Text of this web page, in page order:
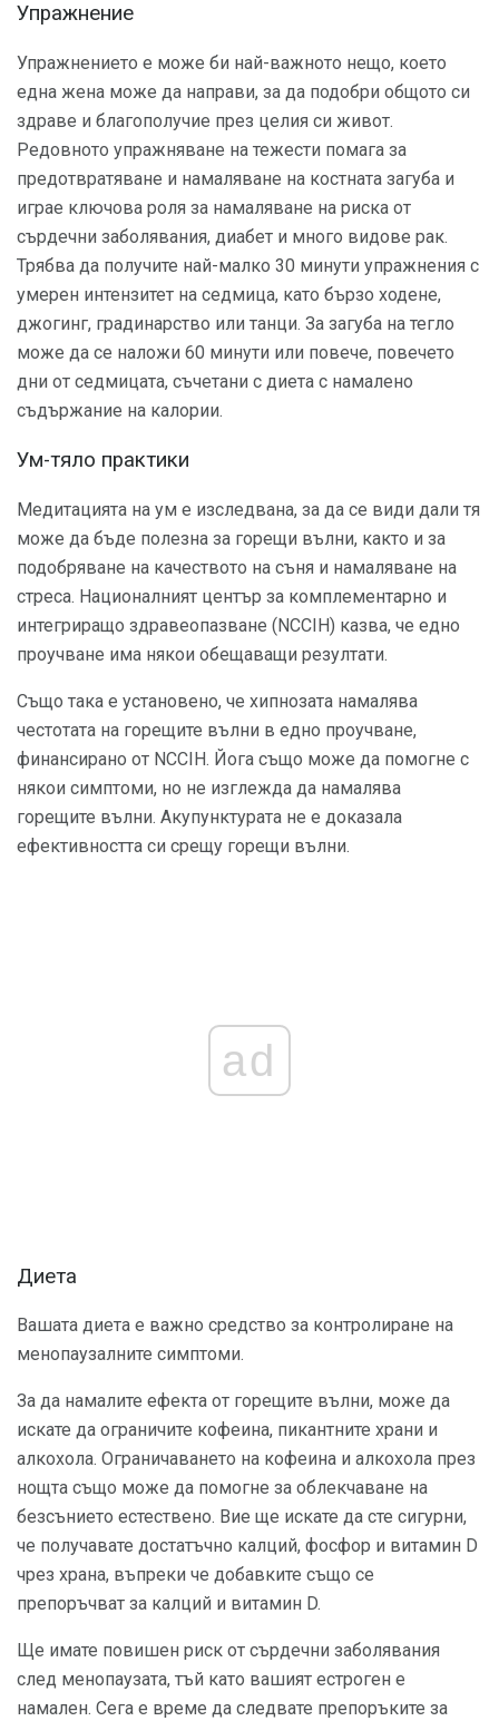
Упражнение
Упражнението е може би най-важното нещо, което
една жена може да направи, за да подобри общото си
здраве и благополучие през целия си живот.
Редовното упражняване на тежести помага за
предотвратяване и намаляване на костната загуба и
играе ключова роля за намаляване на риска от
сърдечни заболявания, диабет и много видове рак.
Трябва да получите най-малко 30 минути упражнения с
умерен интензитет на седмица, като бързо ходене,
джогинг, градинарство или танци. За загуба на тегло
може да се наложи 60 минути или повече, повечето
дни от седмицата, съчетани с диета с намалено
съдържание на калории.
Ум-тяло практики
Медитацията на ум е изследвана, за да се види дали тя
може да бъде полезна за горещи вълни, както и за
подобряване на качеството на съня и намаляване на
стреса. Националният център за комплементарно и
интегриращо здравеопазване (NCCIH) казва, че едно
проучване има някои обещаващи резултати.
Също така е установено, че хипнозата намалява
честотата на горещите вълни в едно проучване,
финансирано от NCCIH. Йога също може да помогне с
някои симптоми, но не изглежда да намалява
горещите вълни. Акупунктурата не е доказала
ефективността си срещу горещи вълни.
ad
Диета
Вашата диета е важно средство за контролиране на
менопаузалните симптоми.
За да намалите ефекта от горещите вълни, може да
искате да ограничите кофеина, пикантните храни и
алкохола. Ограничаването на кофеина и алкохола през
нощта също може да помогне за облекчаване на
безсънието естествено. Вие ще искате да сте сигурни,
че получавате достатъчно калций, фосфор и витамин D
чрез храна, въпреки че добавките също се
препоръчват за калций и витамин D.
Ще имате повишен риск от сърдечни заболявания
след менопаузата, тъй като вашият естроген е
намален. Сега е време да следвате препоръките за